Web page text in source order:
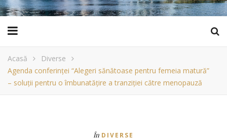
Acasă
Diverse
Agenda conferinței “Alegeri sănătoase pentru femeia matură”
– soluții pentru o îmbunatățire a tranziției către menopauză
În DIVERSE